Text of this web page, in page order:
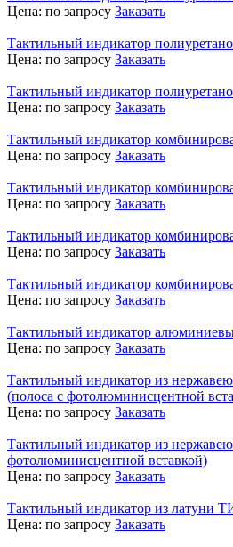
Цена: по запросу Заказать
Тактильный индикатор
Цена: по запросу Заказать
Тактильный индикатор
Цена: по запросу Заказать
Тактильный индикатор
Цена: по запросу Заказать
Тактильный индикатор
Цена: по запросу Заказать
Тактильный индикатор
Цена: по запросу Заказать
Тактильный индикатор
Цена: по запросу Заказать
Тактильный индикатор
Цена: по запросу Заказать
Тактильный индикатор из
(полоса с фотолюминисцентной
Цена: по запросу Заказать
Тактильный индикатор из
фотолюминисцентной вставкой)
Цена: по запросу Заказать
Тактильный индикатор из латуни
Цена: по запросу Заказать